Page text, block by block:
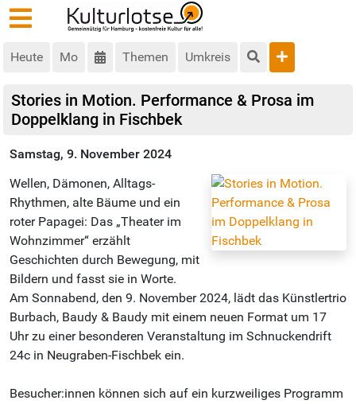
Heute Mo Themen Umkreis
Stories in Motion. Performance & Prosa im
Doppelklang in Fischbek
Samstag, 9. November 2024
Wellen, Dämonen, Alltags-
Rhythmen, alte Bäume und ein
roter Papagei: Das „Theater im
Wohnzimmer“ erzählt
Geschichten durch Bewegung, mit
Bildern und fasst sie in Worte.
Am Sonnabend, den 9. November 2024, lädt das Künstlertrio
Burbach, Baudy & Baudy mit einem neuen Format um 17
Uhr zu einer besonderen Veranstaltung im Schnuckendrift
24c in Neugraben-Fischbek ein.
Besucher:innen können sich auf ein kurzweiliges Programm